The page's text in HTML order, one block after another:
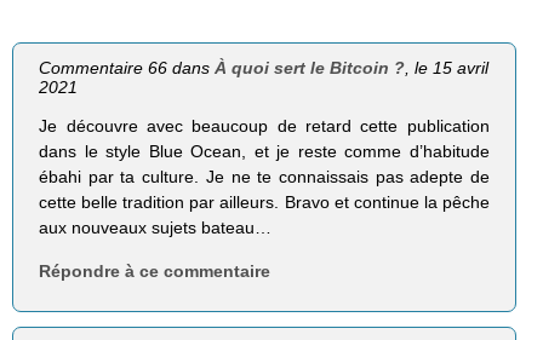
Commentaire 66 dansÀ quoi sert le Bitcoin ?, le 15 avril
2021
Je découvre avec beaucoup de retard cette publication
dans le style Blue Ocean, et je reste comme d’habitude
ébahi par ta culture. Je ne te connaissais pas adepte de
cette belle tradition par ailleurs. Bravo et continue la pêche
aux nouveaux sujets bateau…
Répondre à ce commentaire